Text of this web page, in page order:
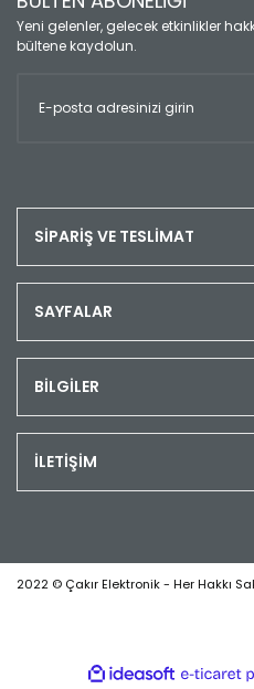
Yeni gelenler, gelecek etkinlikler
bültene kaydolun.
SİPARİŞ VE TESLİMAT
SAYFALAR
BİLGİLER
İLETİŞİM
2022 © Çakır Elektronik - Her Hakkı
ideasoft